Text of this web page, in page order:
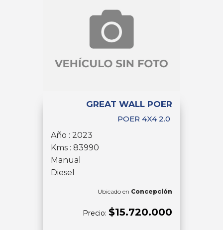
GREAT WALL POER
POER 4X4 2.0
Año : 2023
Kms : 83990
Manual
Diesel
Ubicado en Concepción
Precio: $15.720.000